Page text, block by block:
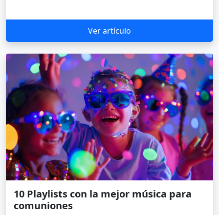
Ver artículo
10 Playlists con la mejor música para
comuniones